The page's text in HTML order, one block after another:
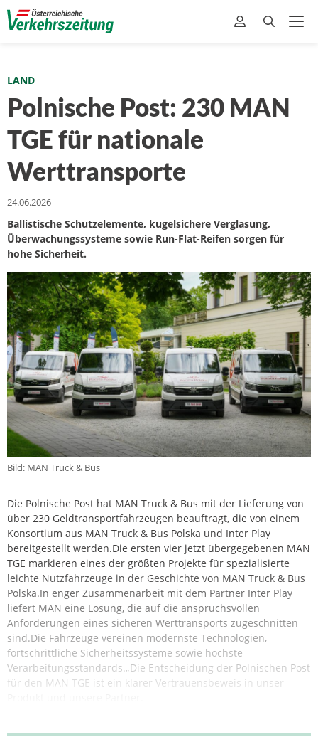
LAND
Polnische Post: 230 MAN
TGE für nationale
Werttransporte
24.06.2026
Ballistische Schutzelemente, kugelsichere Verglasung,
Überwachungssysteme sowie Run-Flat-Reifen sorgen für
hohe Sicherheit.
Bild: MAN Truck & Bus
Die Polnische Post hat MAN Truck & Bus mit der Lieferung von
über 230 Geldtransportfahrzeugen beauftragt, die von einem
Konsortium aus MAN Truck & Bus Polska und Inter Play
bereitgestellt werden.Die ersten vier jetzt übergegebenen MAN
TGE markieren eines der größten Projekte für spezialisierte
leichte Nutzfahrzeuge in der Geschichte von MAN Truck & Bus
Polska.In enger Zusammenarbeit mit dem Partner Inter Play
liefert MAN eine Lösung, die auf die anspruchsvollen
Anforderungen eines sicheren Werttransports zugeschnitten
sind.Die Fahrzeuge vereinen modernste Technologien,
fortschrittliche Sicherheitssysteme sowie höchste
Verarbeitungsstandards.„Die Entscheidung der Polnischen Post
für den MAN TGE ist ein klarer Vertrauensbeweis in unser